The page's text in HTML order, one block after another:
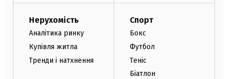
Нерухомість
Аналітика ринку
Купівля житла
Тренди і натхнення
Спорт
Бокс
Футбол
Теніс
Біатлон